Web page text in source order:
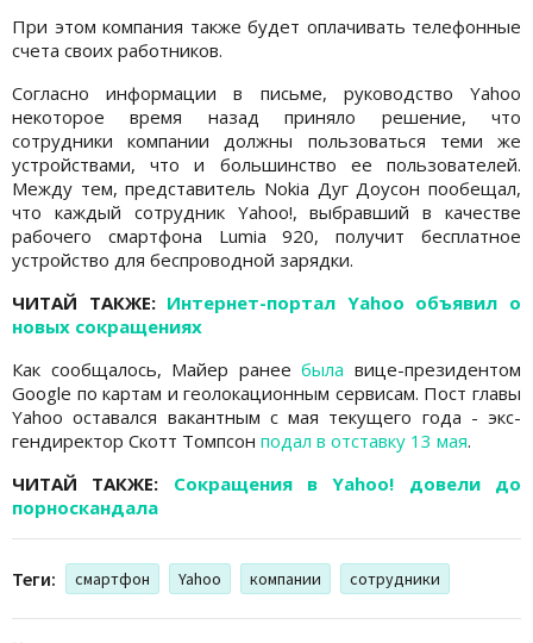
При этом компания также будет оплачивать телефонные
счета своих работников.
Согласно информации в письме, руководство Yahoo
некоторое время назад приняло решение, что
сотрудники компании должны пользоваться теми же
устройствами, что и большинство ее пользователей.
Между тем, представитель Nokia Дуг Доусон пообещал,
что каждый сотрудник Yahoo!, выбравший в качестве
рабочего смартфона Lumia 920, получит бесплатное
устройство для беспроводной зарядки.
ЧИТАЙ ТАКЖЕ: Интернет-портал Yahoo объявил о
новых сокращениях
Как сообщалось, Майер ранеебыла вице-президентом
Google по картам и геолокационным сервисам. Пост главы
Yahoo оставался вакантным с мая текущего года - экс-
гендиректор Скотт Томпсон подал в отставку 13 мая.
ЧИТАЙ ТАКЖЕ: Сокращения в Yahoo! довели до
порноскандала
Теги: смартфон Yahoo компании сотрудники